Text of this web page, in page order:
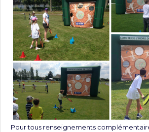
Pour tous renseignements